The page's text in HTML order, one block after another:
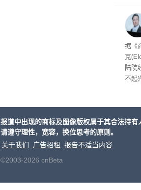
流
时
据《
克
陆院
不起
报道中出现的商标及图像版权属于其合法持
请遵守理性，宽容，换位思考的原则。
关于我们
广告招租
报告不适当内容
©2003-2026 cnBeta